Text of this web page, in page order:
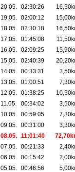
20.05. 02:30:26
19.05. 02:00:12
18.05. 02:30:18
17.05. 01:45:08
16.05. 02:09:25
15.05. 02:40:39
14.05. 00:33:31
13.05. 01:00:51
12.05. 01:38:25
11.05. 00:34:02
10.05. 00:59:05
09.05. 00:31:00
08.05. 11:01:40
07.05. 00:21:33
06.05. 00:15:42
05.05. 00:46:56